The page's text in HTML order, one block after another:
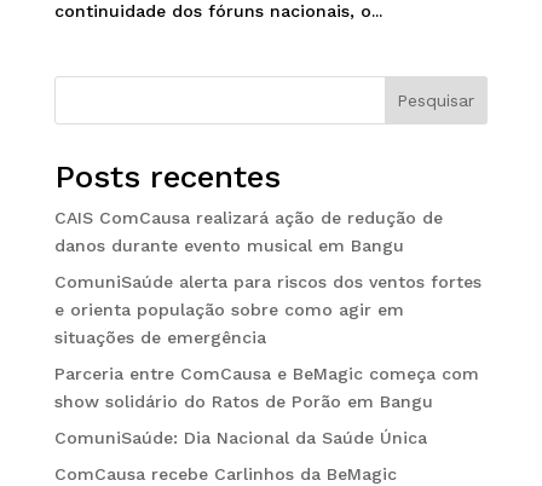
continuidade dos fóruns nacionais, o...
Pesquisar
Posts recentes
CAIS ComCausa realizará ação de redução de
danos durante evento musical em Bangu
ComuniSaúde alerta para riscos dos ventos fortes
e orienta população sobre como agir em
situações de emergência
Parceria entre ComCausa e BeMagic começa com
show solidário do Ratos de Porão em Bangu
ComuniSaúde: Dia Nacional da Saúde Única
ComCausa recebe Carlinhos da BeMagic